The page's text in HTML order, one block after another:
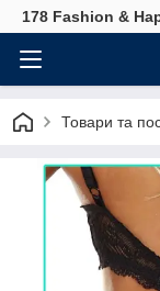
178 Fashion &
Товари та